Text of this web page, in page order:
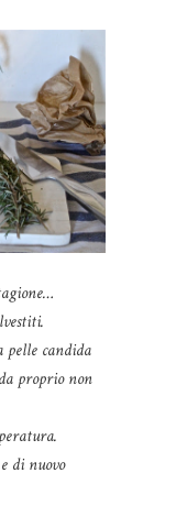
pelle candida
proprio non
di nuovo